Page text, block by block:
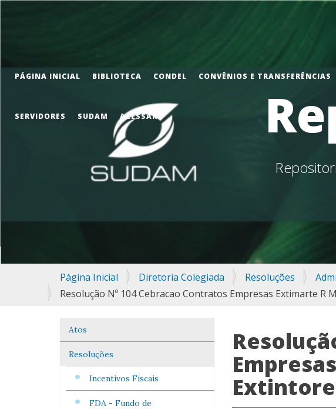
PÁGINA INICIAL BIBLIOTECA CONDEL CONVÊNIOS E TRANSFERÊNCIAS
SERVIDORES SUDAM ACESSAR
Você
está
aqui:
Página Inicial Diretoria Colegiada Resoluções
Resolução Nº 104 Cebracao Contratos Empresas Extimarte R
Navegação
Atos
Resoluções
Incentivos Fiscais
FDA - Fundo de